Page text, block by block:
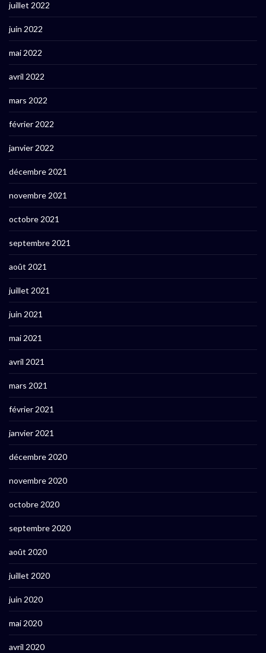
juillet 2022
juin 2022
mai 2022
avril 2022
mars 2022
février 2022
janvier 2022
décembre 2021
novembre 2021
octobre 2021
septembre 2021
août 2021
juillet 2021
juin 2021
mai 2021
avril 2021
mars 2021
février 2021
janvier 2021
décembre 2020
novembre 2020
octobre 2020
septembre 2020
août 2020
juillet 2020
juin 2020
mai 2020
avril 2020